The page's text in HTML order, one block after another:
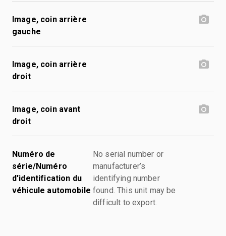
Image, coin arrière
gauche
Image, coin arrière
droit
Image, coin avant
droit
Numéro de
série/Numéro
d'identification du
véhicule automobile
No serial number or
manufacturer’s
identifying number
found. This unit may be
difficult to export.